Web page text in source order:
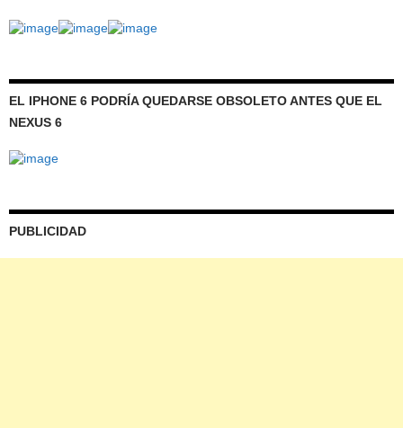
EL IPHONE 6 PODRÍA QUEDARSE OBSOLETO ANTES QUE EL
NEXUS 6
PUBLICIDAD